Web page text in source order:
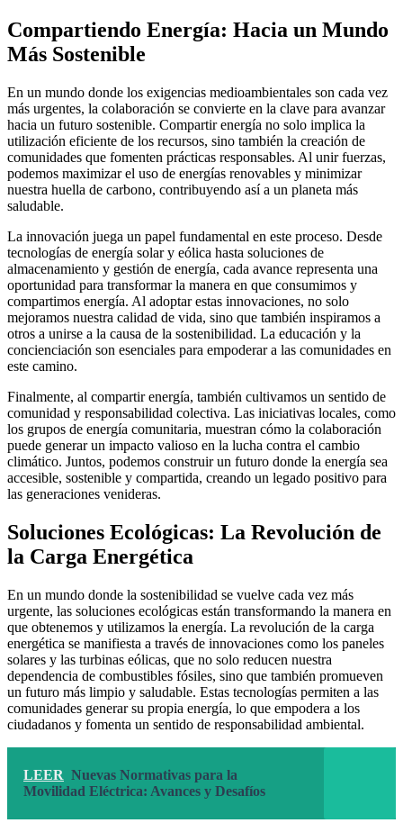
Compartiendo Energía: Hacia un Mundo
Más Sostenible
En un mundo donde los exigencias medioambientales son cada vez
más urgentes, la colaboración se convierte en la clave para avanzar
hacia un futuro sostenible. Compartir energía no solo implica la
utilización eficiente de los recursos, sino también la creación de
comunidades que fomenten prácticas responsables. Al unir fuerzas,
podemos maximizar el uso de energías renovables y minimizar
nuestra huella de carbono, contribuyendo así a un planeta más
saludable.
La innovación juega un papel fundamental en este proceso. Desde
tecnologías de energía solar y eólica hasta soluciones de
almacenamiento y gestión de energía, cada avance representa una
oportunidad para transformar la manera en que consumimos y
compartimos energía. Al adoptar estas innovaciones, no solo
mejoramos nuestra calidad de vida, sino que también inspiramos a
otros a unirse a la causa de la sostenibilidad. La educación y la
concienciación son esenciales para empoderar a las comunidades en
este camino.
Finalmente, al compartir energía, también cultivamos un sentido de
comunidad y responsabilidad colectiva. Las iniciativas locales, como
los grupos de energía comunitaria, muestran cómo la colaboración
puede generar un impacto valioso en la lucha contra el cambio
climático. Juntos, podemos construir un futuro donde la energía sea
accesible, sostenible y compartida, creando un legado positivo para
las generaciones venideras.
Soluciones Ecológicas: La Revolución de
la Carga Energética
En un mundo donde la sostenibilidad se vuelve cada vez más
urgente, las soluciones ecológicas están transformando la manera en
que obtenemos y utilizamos la energía. La revolución de la carga
energética se manifiesta a través de innovaciones como los paneles
solares y las turbinas eólicas, que no solo reducen nuestra
dependencia de combustibles fósiles, sino que también promueven
un futuro más limpio y saludable. Estas tecnologías permiten a las
comunidades generar su propia energía, lo que empodera a los
ciudadanos y fomenta un sentido de responsabilidad ambiental.
LEER Nuevas Normativas para la
Movilidad Eléctrica: Avances y Desafíos